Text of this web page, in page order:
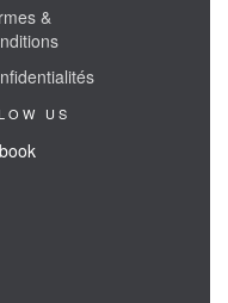
&
US